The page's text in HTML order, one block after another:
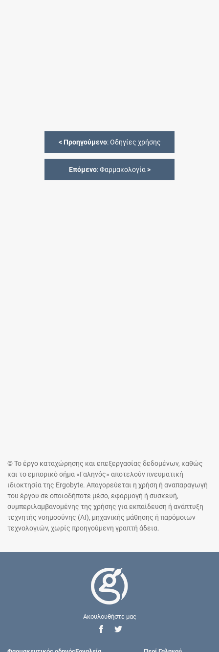
< Προηγούμενο: Οδηγίες χρήσης
Επόμενο: Φαρμακολογία>
© Το έργο καταχώρησης και επεξεργασίας δεδομένων, καθώς
και το εμπορικό σήμα «Γαληνός» αποτελούν πνευματική
ιδιοκτησία της Ergobyte. Απαγορεύεται η χρήση ή αναπαραγωγή
του έργου σε οποιοδήποτε μέσο, εφαρμογή ή συσκευή,
συμπεριλαμβανομένης της χρήσης για εκπαίδευση ή ανάπτυξη
τεχνητής νοημοσύνης (AI), μηχανικής μάθησης ή παρόμοιων
τεχνολογιών, χωρίς προηγούμενη γραπτή άδεια.
Ακουλουθήστε μας